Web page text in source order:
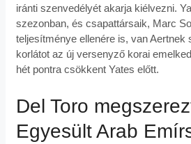
iránti szenvedélyét akarja kiélvezni.
szezonban, és csapattársaik, Marc
teljesítménye ellenére is, van Aertnek
korlátot az új versenyző korai
hét pontra csökkent Yates előtt.
Del Toro
Egyesült Arab